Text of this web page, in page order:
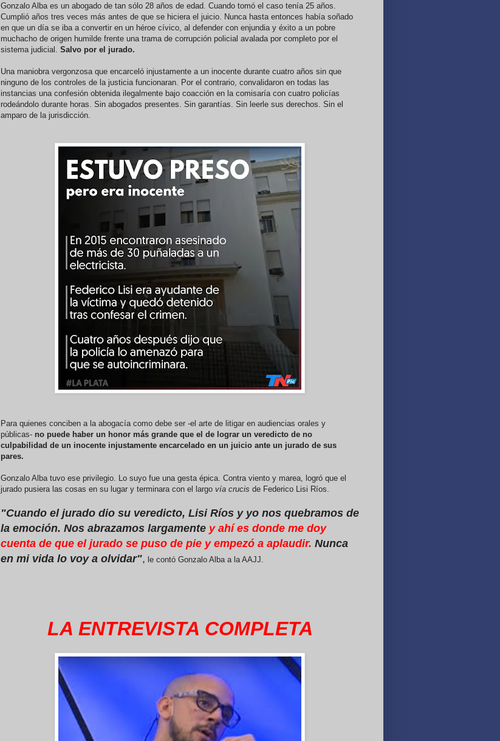
Gonzalo Alba es un abogado de tan sólo 28 años de edad. Cuando tomó el caso tenía 25 años.
Cumplió años tres veces más antes de que se hiciera el juicio. Nunca hasta entonces había soñado
en que un día se iba a convertir en un héroe cívico, al defender con enjundia y éxito a un pobre
muchacho de origen humilde frente una trama de corrupción policial avalada por completo por el
sistema judicial. Salvo por el jurado.
Una maniobra vergonzosa que encarceló injustamente a un inocente durante cuatro años sin que
ninguno de los controles de la justicia funcionaran. Por el contrario, convalidaron en todas las
instancias una confesión obtenida ilegalmente bajo coacción en la comisaría con cuatro policías
rodeándolo durante horas. Sin abogados presentes. Sin garantías. Sin leerle sus derechos. Sin el
amparo de la jurisdicción.
Para quienes conciben a la abogacía como debe ser -el arte de litigar en audiencias orales y
públicas- no puede haber un honor más grande que el de lograr un veredicto de no
culpabilidad de un inocente injustamente encarcelado en un juicio ante un jurado de sus
pares.
Gonzalo Alba tuvo ese privilegio. Lo suyo fue una gesta épica. Contra viento y marea, logró que el
jurado pusiera las cosas en su lugar y terminara con el largo vía crucis de Federico Lisi Ríos.
"Cuando el jurado dio su veredicto, Lisi Ríos y yo nos quebramos de
la emoción. Nos abrazamos largamente y ahí es donde me doy
cuenta de que el jurado se puso de pie y empezó a aplaudir. Nunca
en mi vida lo voy a olvidar", le contó Gonzalo Alba a la AAJJ.
LA ENTREVISTA COMPLETA